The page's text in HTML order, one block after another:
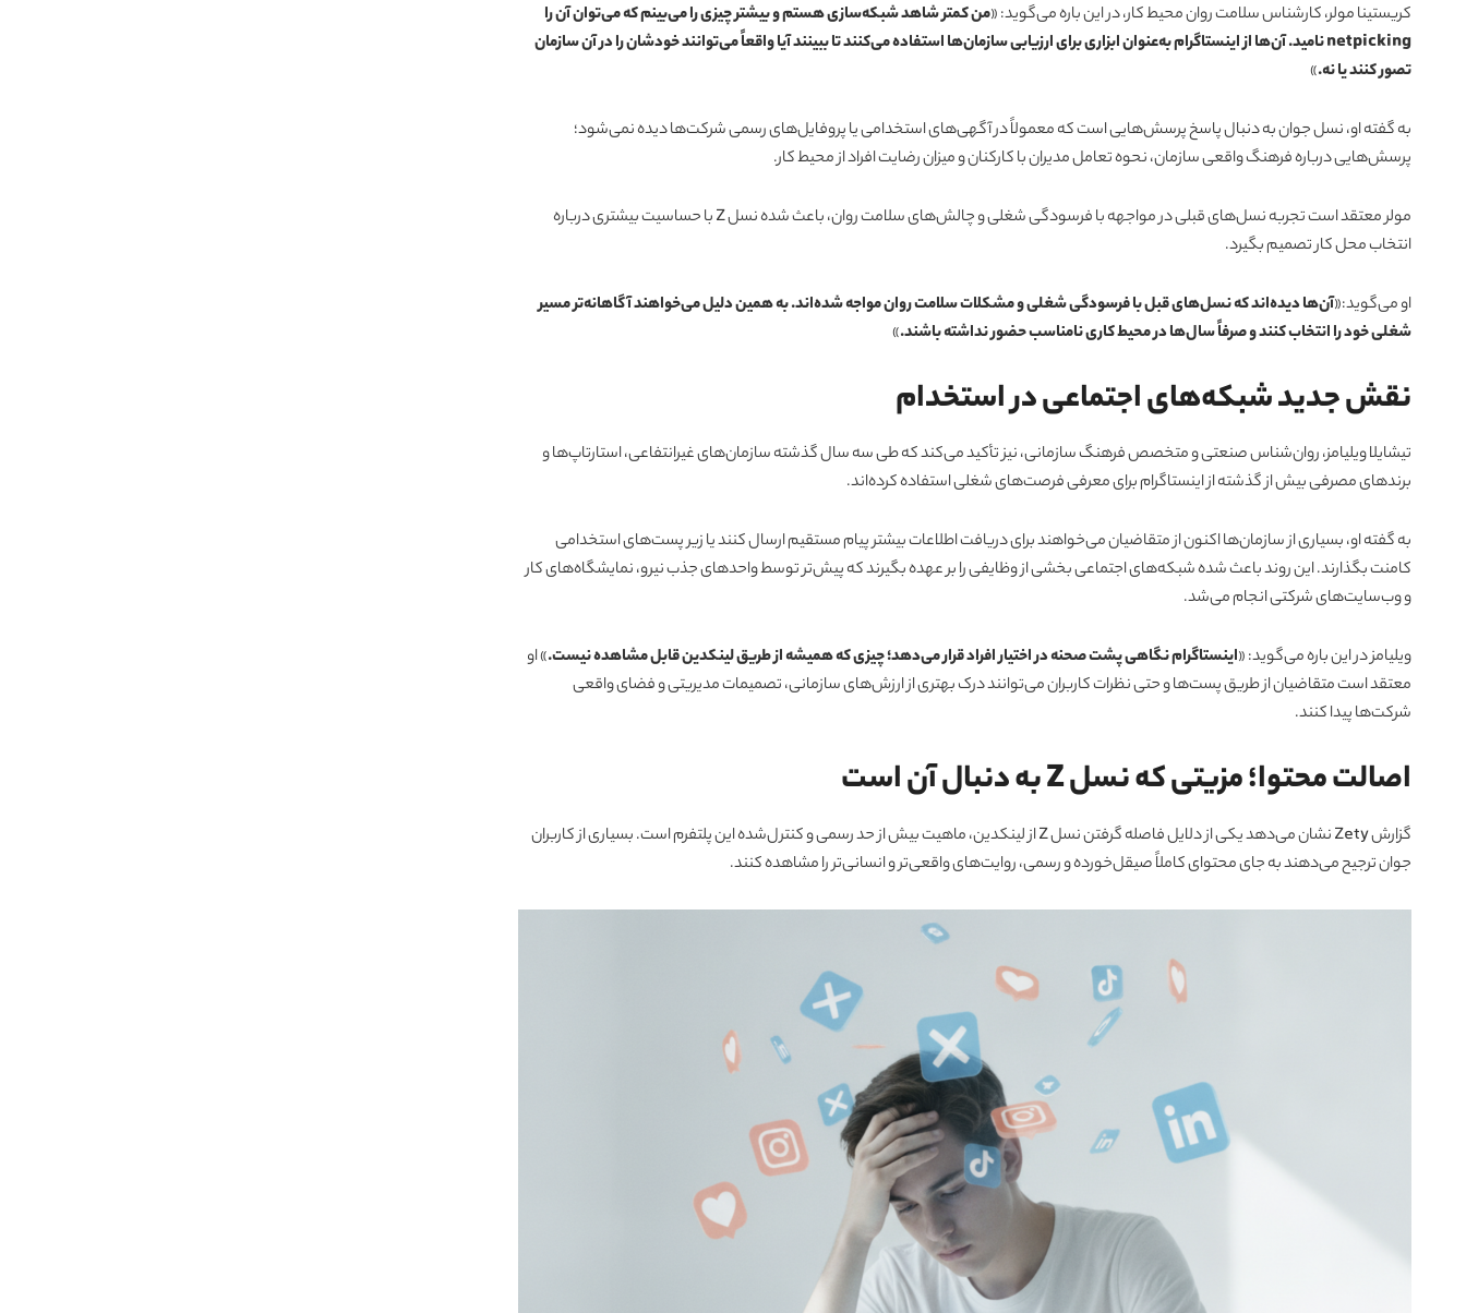
کریستینا مولر، کارشناس سلامت روان محیط کار، در این باره می‌گوید: «من کمتر شاهد شبکه‌سازی هستم و بیشتر چیزی را می‌بینم که می‌توان آن را
netpicking نامید. آن‌ها از اینستاگرام به‌عنوان ابزاری برای ارزیابی سازمان‌ها استفاده می‌کنند تا ببینند آیا واقعاً می‌توانند خودشان را در آن سازمان
تصور کنند یا نه.»
به گفته او، نسل جوان به دنبال پاسخ پرسش‌هایی است که معمولاً در آگهی‌های استخدامی یا پروفایل‌های رسمی شرکت‌ها دیده نمی‌شود؛
پرسش‌هایی درباره فرهنگ واقعی سازمان، نحوه تعامل مدیران با کارکنان و میزان رضایت افراد از محیط کار.
مولر معتقد است تجربه نسل‌های قبلی در مواجهه با فرسودگی شغلی و چالش‌های سلامت روان، باعث شده نسل Z با حساسیت بیشتری درباره
انتخاب محل کار تصمیم بگیرد.
او می‌گوید:«آن‌ها دیده‌اند که نسل‌های قبل با فرسودگی شغلی و مشکلات سلامت روان مواجه شده‌اند. به همین دلیل می‌خواهند آگاهانه‌تر مسیر
شغلی خود را انتخاب کنند و صرفاً سال‌ها در محیط کاری نامناسب حضور نداشته باشند.»
نقش جدید شبکه‌های اجتماعی در استخدام
تیشایلا ویلیامز، روان‌شناس صنعتی و متخصص فرهنگ سازمانی، نیز تأکید می‌کند که طی سه سال گذشته سازمان‌های غیرانتفاعی، استارتاپ‌ها و
برندهای مصرفی بیش از گذشته از اینستاگرام برای معرفی فرصت‌های شغلی استفاده کرده‌اند.
به گفته او، بسیاری از سازمان‌ها اکنون از متقاضیان می‌خواهند برای دریافت اطلاعات بیشتر پیام مستقیم ارسال کنند یا زیر پست‌های استخدامی
کامنت بگذارند. این روند باعث شده شبکه‌های اجتماعی بخشی از وظایفی را بر عهده بگیرند که پیش‌تر توسط واحدهای جذب نیرو، نمایشگاه‌های کار
و وب‌سایت‌های شرکتی انجام می‌شد.
ویلیامز در این باره می‌گوید: «اینستاگرام نگاهی پشت صحنه در اختیار افراد قرار می‌دهد؛ چیزی که همیشه از طریق لینکدین قابل مشاهده نیست.» او
معتقد است متقاضیان از طریق پست‌ها و حتی نظرات کاربران می‌توانند درک بهتری از ارزش‌های سازمانی، تصمیمات مدیریتی و فضای واقعی
شرکت‌ها پیدا کنند.
اصالت محتوا؛ مزیتی که نسل Z به دنبال آن است
گزارش Zety نشان می‌دهد یکی از دلایل فاصله گرفتن نسل Z از لینکدین، ماهیت بیش از حد رسمی و کنترل‌شده این پلتفرم است. بسیاری از کاربران
جوان ترجیح می‌دهند به جای محتوای کاملاً صیقل‌خورده و رسمی، روایت‌های واقعی‌تر و انسانی‌تر را مشاهده کنند.